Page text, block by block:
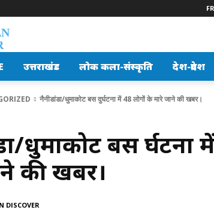
उत्तराखंड लोक कला-संस्कृति देश-प्रदेश
नैनीडांडा/धुमाकोट बस दुर्घटना में 48 लोगों के मारे जाने की खबर।
धुमाकोट बस दुर्घटना
की खबर।
DISCOVER